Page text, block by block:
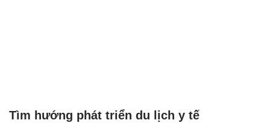
Tìm hướng phát triển du lịch y tế